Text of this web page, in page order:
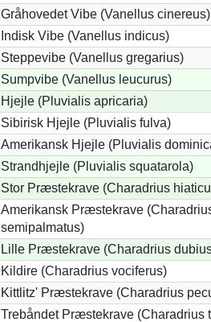
Gråhovedet Vibe (Vanellus cinereus)
Indisk Vibe (Vanellus indicus)
Steppevibe (Vanellus gregarius)
Sumpvibe (Vanellus leucurus)
Hjejle (Pluvialis apricaria)
Sibirisk Hjejle (Pluvialis fulva)
Amerikansk Hjejle (Pluvialis
Strandhjejle (Pluvialis squatarola)
Stor Præstekrave (Charadrius
Amerikansk Præstekrave
semipalmatus)
Lille Præstekrave (Charadrius
Kildire (Charadrius vociferus)
Kittlitz' Præstekrave (Charadrius
Trebåndet Præstekrave (Charadrius